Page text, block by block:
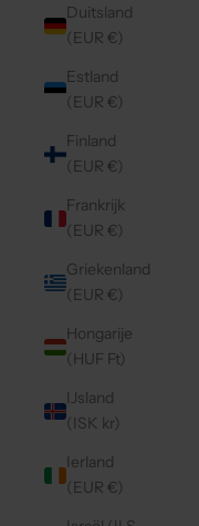
Duitsland
(EUR €)
Estland
(EUR €)
Finland
(EUR €)
Frankrijk
(EUR €)
Griekenland
(EUR €)
Hongarije
(HUF Ft)
IJsland
(ISK kr)
Ierland
(EUR €)